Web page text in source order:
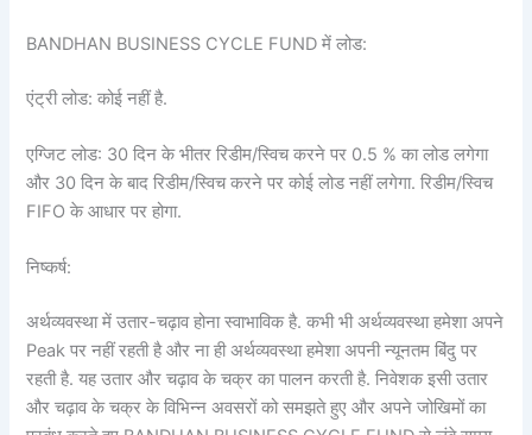
BANDHAN BUSINESS CYCLE FUND में लोड:
एंट्री लोड: कोई नहीं है.
एग्जिट लोड: 30 दिन के भीतर रिडीम/स्विच करने पर 0.5 % का लोड लगेगा
और 30 दिन के बाद रिडीम/स्विच करने पर कोई लोड नहीं लगेगा. रिडीम/स्विच
FIFO के आधार पर होगा.
निष्कर्ष:
अर्थव्यवस्था में उतार-चढ़ाव होना स्वाभाविक है. कभी भी अर्थव्यवस्था हमेशा अपने
Peak पर नहीं रहती है और ना ही अर्थव्यवस्था हमेशा अपनी न्यूनतम बिंदु पर
रहती है. यह उतार और चढ़ाव के चक्र का पालन करती है. निवेशक इसी उतार
और चढ़ाव के चक्र के विभिन्न अवसरों को समझते हुए और अपने जोखिमों का